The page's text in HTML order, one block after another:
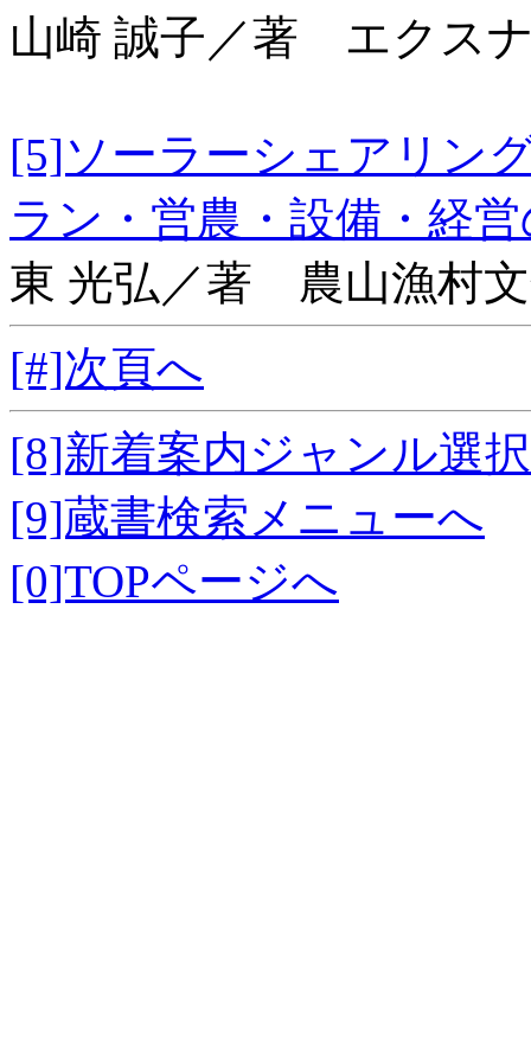
山崎 誠子／著 エクス
[5]ソーラーシェアリ
ラン・営農・設備・
東 光弘／著 農山漁村
[#]次頁へ
[8]新着案内ジャンル選
[9]蔵書検索メニューへ
[0]TOPページへ